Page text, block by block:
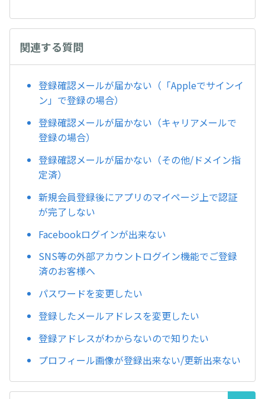
関連する質問
登録確認メールが届かない（「Appleでサインイ
ン」で登録の場合）
登録確認メールが届かない（キャリアメールで
登録の場合）
登録確認メールが届かない（その他/ドメイン指
定済）
新規会員登録後にアプリのマイページ上で認証
が完了しない
Facebookログインが出来ない
SNS等の外部アカウントログイン機能でご登録
済のお客様へ
パスワードを変更したい
登録したメールアドレスを変更したい
登録アドレスがわからないので知りたい
プロフィール画像が登録出来ない/更新出来ない